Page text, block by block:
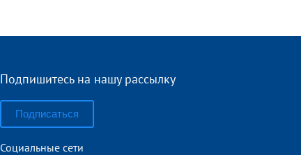
Подпишитесь на нашу рассылку
Подписаться
Социальные сети